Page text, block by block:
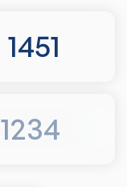
1451
1234